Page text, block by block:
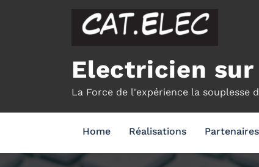
Electricien
La Force de l'expérience la souplesse
Home Réalisations Partenaires